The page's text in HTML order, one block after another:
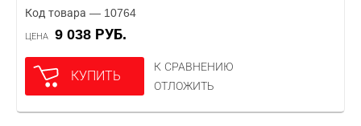
Код товара — 10764
ЦЕНА 9 038 РУБ.
КУПИТЬ
К СРАВНЕНИЮ
ОТЛОЖИТЬ